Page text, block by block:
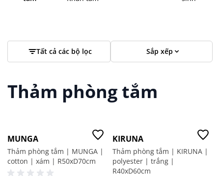
Tất cả các bộ lọc Sắp xếp
Thảm phòng tắm
MUNGA
Thảm phòng tắm | MUNGA |
cotton | xám | R50xD70cm
KIRUNA
Thảm phòng tắm | KIRUNA |
polyester | trắng |
R40xD60cm